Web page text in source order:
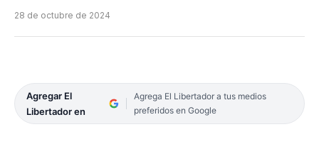
28 de octubre de 2024
Agregar El
Libertador en
Agrega El Libertador a tus medios
preferidos en Google